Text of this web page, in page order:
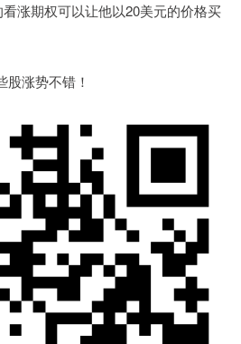
涨期权可以让他以20美元的价格买
股涨势不错！